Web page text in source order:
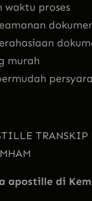
waktu proses
murah
apostille di